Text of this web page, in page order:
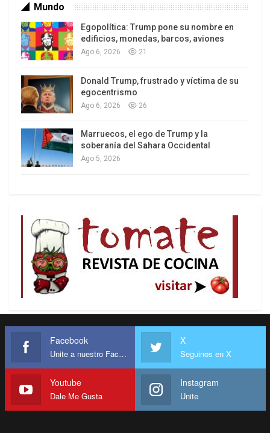
Los latinos le van dando la espalda a Trump
Mundo
Egopolítica: Trump pone su nombre en
edificios, monedas, barcos, aviones
Ago 6, 2026 21
Donald Trump, frustrado y víctima de su
egocentrismo
Ago 6, 2026 26
Marruecos, el ego de Trump y la
soberanía del Sahara Occidental
Ago 5, 2026
Facebook
Unite a nuestro Facebook
X
Seguinos en X
Youtube
Dale Me Gusta
Instagram
Unite